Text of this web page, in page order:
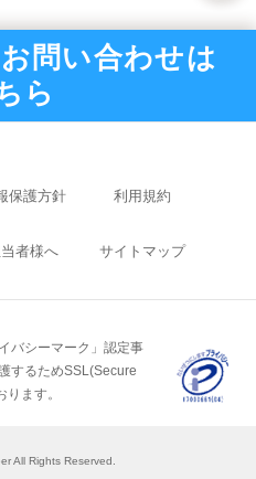
問い合わせは
ら
保護方針 利用規約
者様へ サイトマップ
バシーマーク」認定事
するためSSL(Secure
ます。
All Rights Reserved.